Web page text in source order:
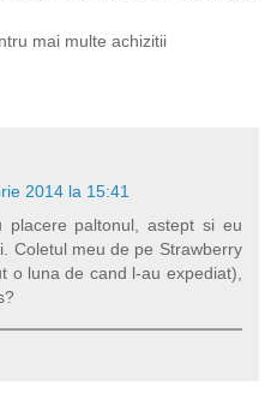
mai multe achizitii
2014 la 15:41
placere paltonul, astept si eu
Coletul meu de pe Strawberry
o luna de cand l-au expediat),